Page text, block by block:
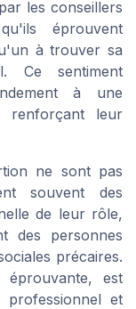
les conseillers
éprouvent
à trouver sa
Ce sentiment
à une
renforçant leur
ne sont pas
souvent des
de leur rôle,
des personnes
précaires.
éprouvante, est
professionnel et